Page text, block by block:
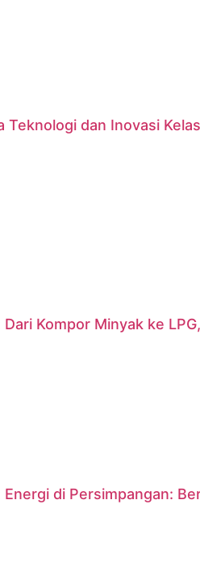
Teknologi dan Inovasi
Kompor Minyak ke
Energi di Persimpangan: